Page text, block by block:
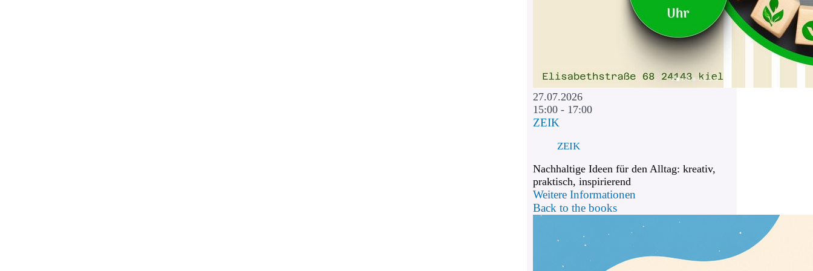
27.07.2026
15:00 - 17:00
ZEIK
ZEIK
Nachhaltige Ideen für den Alltag: kreativ,
praktisch, inspirierend
Weitere Informationen
Back to the books